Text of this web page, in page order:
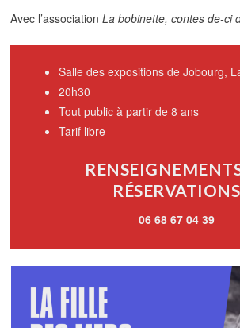
Avec l’associationLa bobinette, contes de-ci
Salle des expositions de Jobourg,
20h30
Tout public à partir de 8 ans
Tarif libre
RÉSERVATIONS
06 68 67 04 39